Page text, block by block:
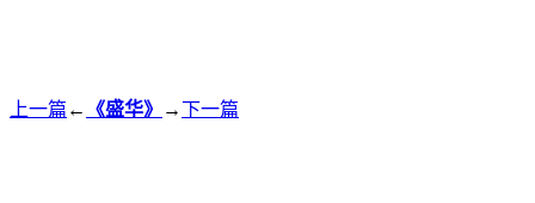
上一篇 ← 《盛华》 →下一篇